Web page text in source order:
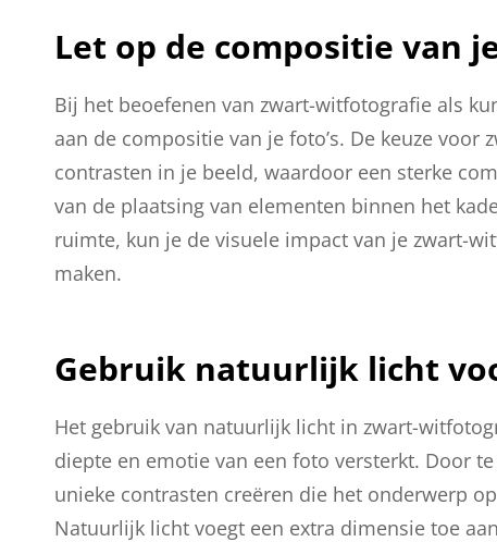
Let op de compositie van
Bij het beoefenen van zwart-witfotografie als
aan de compositie van je foto’s. De keuze
contrasten in je beeld, waardoor een sterke
van de plaatsing van elementen binnen het
ruimte, kun je de visuele impact van je zwart-
maken.
Gebruik natuurlijk licht
Het gebruik van natuurlijk licht in zwart-
diepte en emotie van een foto versterkt. Door
unieke contrasten creëren die het onderwerp
Natuurlijk licht voegt een extra dimensie toe